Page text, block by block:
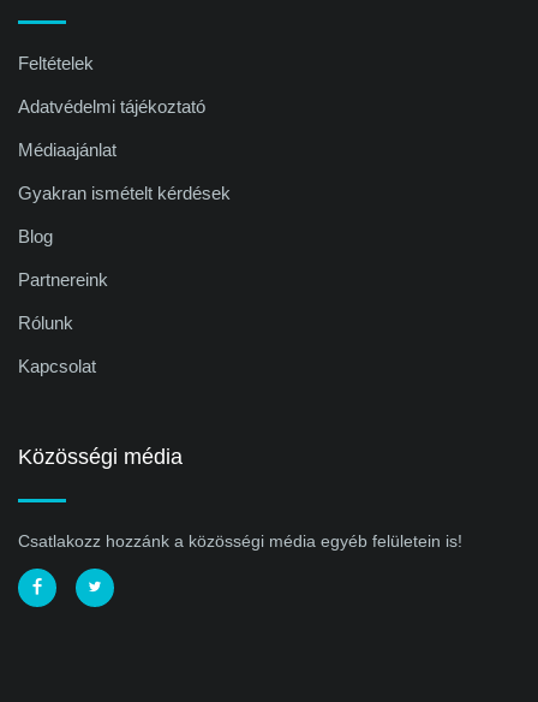
Feltételek
Adatvédelmi tájékoztató
Médiaajánlat
Gyakran ismételt kérdések
Blog
Partnereink
Rólunk
Kapcsolat
Közösségi média
Csatlakozz hozzánk a közösségi média egyéb felületein is!